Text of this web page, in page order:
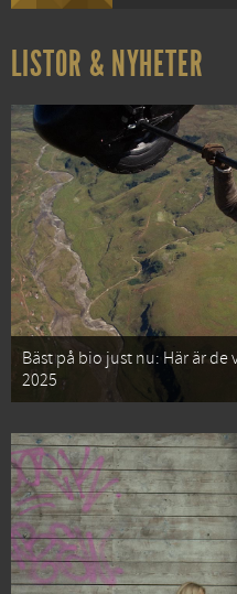
LISTOR & NYHETER
Bäst på bio just nu: Här är
2025